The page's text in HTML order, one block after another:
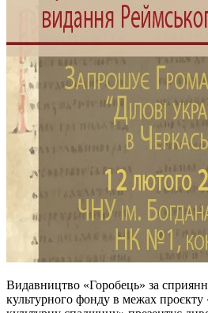
Видавництво «Горобець» за
культурного фонду в межах